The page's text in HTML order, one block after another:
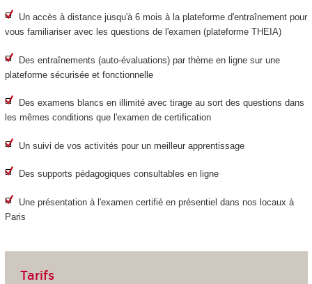
Un accès à distance jusqu'à 6 mois à la plateforme d'entraînement pour
vous familiariser avec les questions de l'examen (plateforme THEIA)
Des entraînements (auto-évaluations) par thème en ligne sur une
plateforme sécurisée et fonctionnelle
Des examens blancs en illimité avec tirage au sort des questions dans
les mêmes conditions que l'examen de certification
Un suivi de vos activités pour un meilleur apprentissage
Des supports pédagogiques consultables en ligne
Une présentation à l'examen certifié en présentiel dans nos locaux à
Paris
Tarifs